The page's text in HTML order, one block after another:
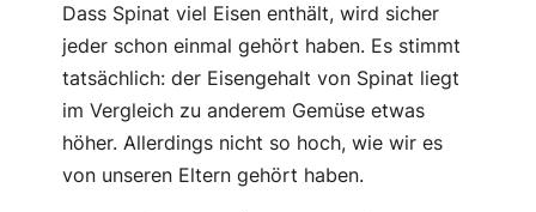
t
M
e
n
g
e
Dass Spinat viel Eisen enthält, wird sicher
jeder schon einmal gehört haben. Es stimmt
tatsächlich: der Eisengehalt von Spinat liegt
im Vergleich zu anderem Gemüse etwas
höher. Allerdings nicht so hoch, wie wir es
von unseren Eltern gehört haben.